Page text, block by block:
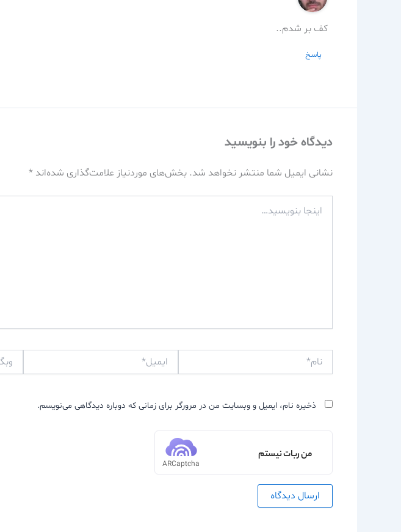
كف بر شدم..
پاسخ
دیدگاه‌ خود را بنویسید
نشانی ایمیل شما منتشر نخواهد شد. بخش‌های موردنیاز علامت‌گذاری شده‌اند *
بنویسید…
ذخیره نام، ایمیل و وبسایت من در مرورگر برای زمانی که دوباره دیدگاهی می‌نویسم.
من ربات نیستم
ARCaptcha